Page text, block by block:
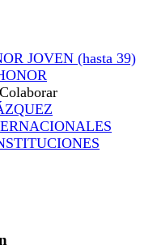
JOVEN (hasta 39)